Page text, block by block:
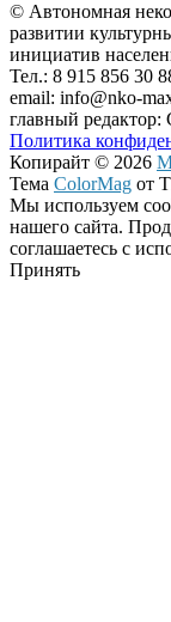
© Автономная
развитии
инициатив
Тел.: 8 915 856 30
email: info@nko-
главный
Политика
Копирайт © 2026
Тема ColorMag от
Мы используем
нашего сайта.
соглашаетесь с
Принять